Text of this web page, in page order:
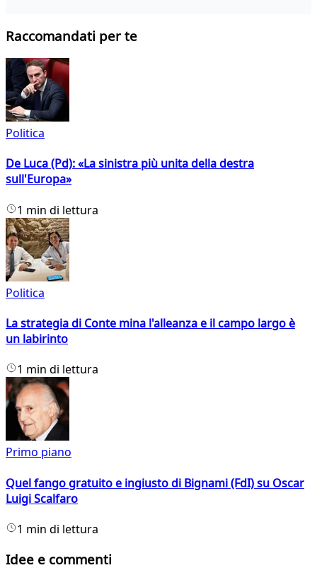
Raccomandati per te
Politica
De Luca (Pd): «La sinistra più unita della destra
sull'Europa»
1 min di lettura
Politica
La strategia di Conte mina l'alleanza e il campo largo è
un labirinto
1 min di lettura
Primo piano
Quel fango gratuito e ingiusto di Bignami (FdI) su Oscar
Luigi Scalfaro
1 min di lettura
Idee e commenti